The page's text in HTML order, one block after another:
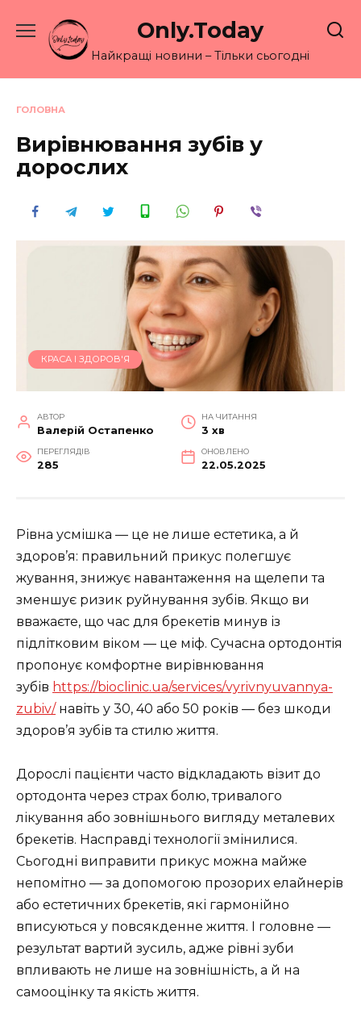
до
Only.Today
Найкращі новини – Тільки сьогодні
ГОЛОВНА
Вирівнювання зубів у
дорослих
КРАСА І ЗДОРОВ'Я
АВТОР
Валерій Остапенко
НА ЧИТАННЯ
3 хв
ПЕРЕГЛЯДІВ
285
ОНОВЛЕНО
22.05.2025
Рівна усмішка — це не лише естетика, а й
здоров’я: правильний прикус полегшує
жування, знижує навантаження на щелепи та
зменшує ризик руйнування зубів. Якщо ви
вважаєте, що час для брекетів минув із
підлітковим віком — це міф. Сучасна ортодонтія
пропонує комфортне вирівнювання
зубів https://bioclinic.ua/services/vyrivnyuvannya-
zubiv/ навіть у 30, 40 або 50 років — без шкоди
здоров’я зубів та стилю життя.
Дорослі пацієнти часто відкладають візит до
ортодонта через страх болю, тривалого
лікування або зовнішнього вигляду металевих
брекетів. Насправді технології змінилися.
Сьогодні виправити прикус можна майже
непомітно — за допомогою прозорих елайнерів
або естетичних брекетів, які гармонійно
вписуються у повсякденне життя. І головне —
результат вартий зусиль, адже рівні зуби
впливають не лише на зовнішність, а й на
самооцінку та якість життя.